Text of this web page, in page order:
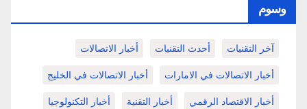
وسوم
آخر التقنيات أحدث التقنيات أخبار الاتصالات
أخبار الاتصالات في الامارات أخبار الاتصالات في الخليج
أخبار الاقتصاد الرقمي أخبار التقنية أخبار التكنولوجيا